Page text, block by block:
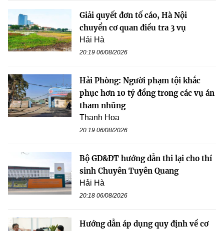
Giải quyết đơn tố cáo, Hà Nội
chuyển cơ quan điều tra 3 vụ
Hải Hà
20:19 06/08/2026
Hải Phòng: Người phạm tội khắc
phục hơn 10 tỷ đồng trong các vụ án
tham nhũng
Thanh Hoa
20:19 06/08/2026
Bộ GD&ĐT hướng dẫn thi lại cho thí
sinh Chuyên Tuyên Quang
Hải Hà
20:18 06/08/2026
Hướng dẫn áp dụng quy định về cơ